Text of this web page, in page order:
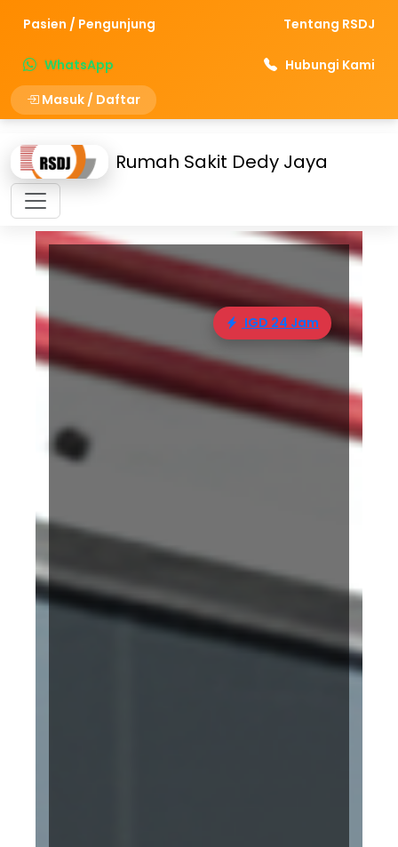
Pasien / Pengunjung Tentang RSDJ
WhatsApp
Hubungi Kami
Masuk / Daftar
Rumah Sakit Dedy Jaya
IGD 24 Jam